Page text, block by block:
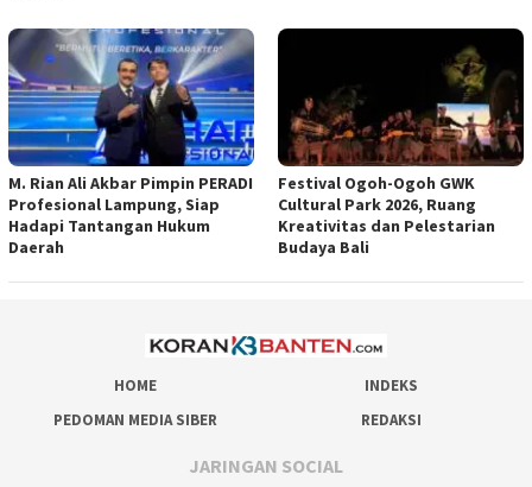
M. Rian Ali Akbar Pimpin PERADI
Profesional Lampung, Siap
Hadapi Tantangan Hukum
Daerah
Festival Ogoh-Ogoh GWK
Cultural Park 2026, Ruang
Kreativitas dan Pelestarian
Budaya Bali
HOME
INDEKS
PEDOMAN MEDIA SIBER
REDAKSI
JARINGAN SOCIAL